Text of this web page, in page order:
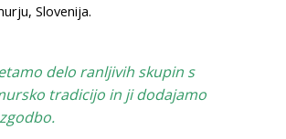
Slovenija.
delo ranljivih skupin s
tradicijo in ji dodajamo